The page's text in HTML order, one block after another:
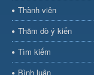
Thành viên
Thăm dò ý kiến
Tìm kiếm
Bình luận